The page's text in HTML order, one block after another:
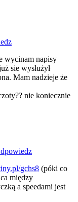
wycinam napisy
sie wysłużył
Mam nadzieje że
nie koniecznie
gchs8 (póki co
między
a speedami jest